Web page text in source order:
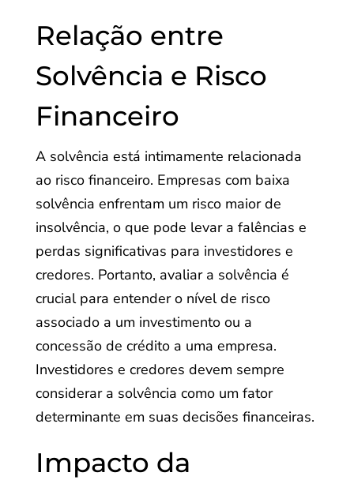
Relação entre
Solvência e Risco
Financeiro
A solvência está intimamente relacionada
ao risco financeiro. Empresas com baixa
solvência enfrentam um risco maior de
insolvência, o que pode levar a falências e
perdas significativas para investidores e
credores. Portanto, avaliar a solvência é
crucial para entender o nível de risco
associado a um investimento ou a
concessão de crédito a uma empresa.
Investidores e credores devem sempre
considerar a solvência como um fator
determinante em suas decisões financeiras.
Impacto da